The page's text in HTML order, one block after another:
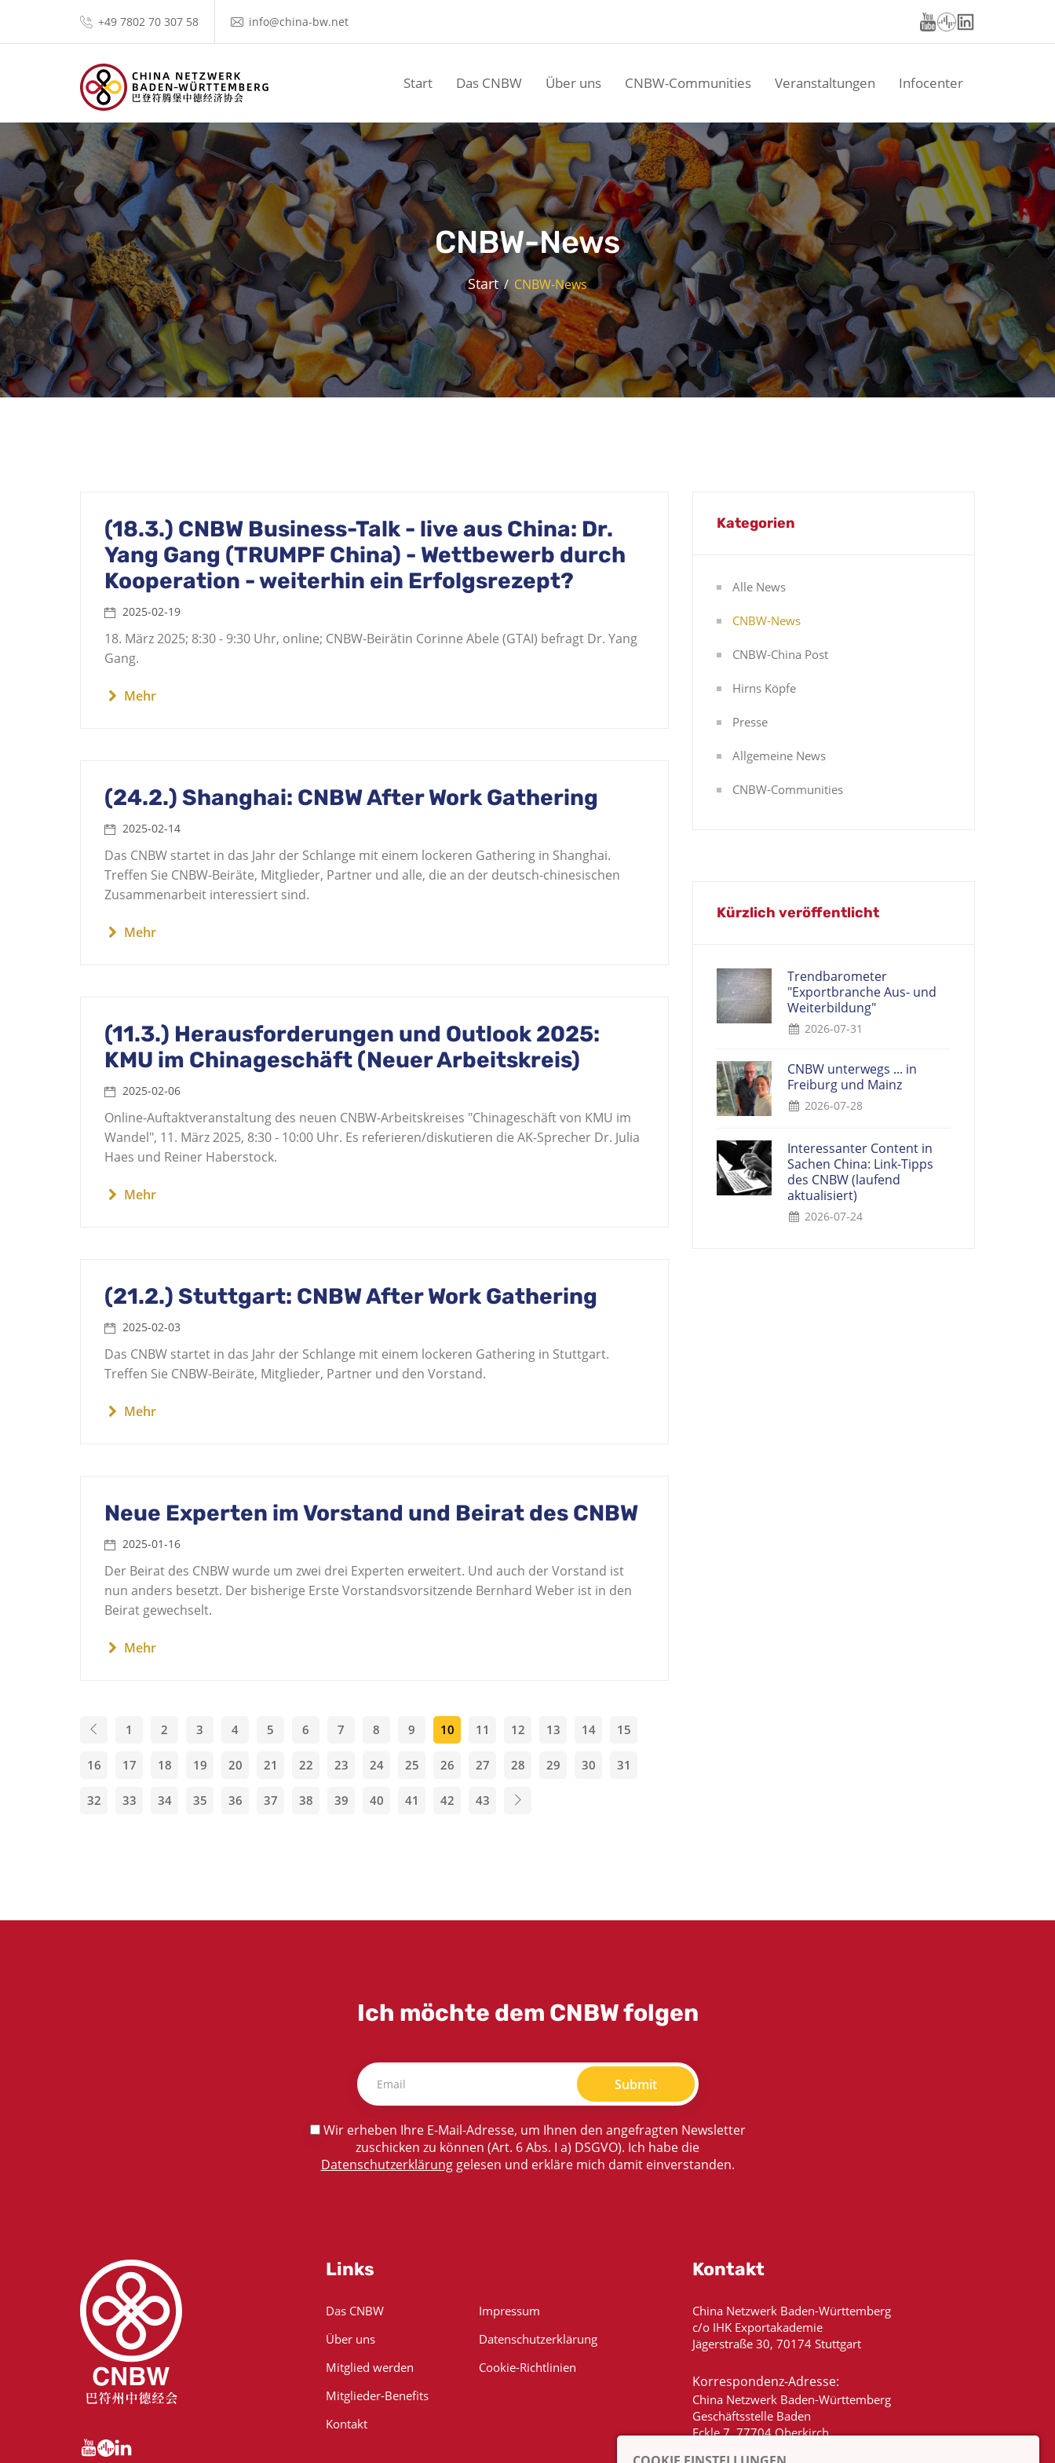
+49 7802 70 307 58 info@china-bw.net
Start Das CNBW Über uns CNBW-Communities Veranstaltungen Infocenter
CNBW-News
Start CNBW-News
(18.3.) CNBW Business-Talk - live aus China: Dr.
Yang Gang (TRUMPF China) - Wettbewerb durch
Kooperation - weiterhin ein Erfolgsrezept?
2025-02-19
18. März 2025; 8:30 - 9:30 Uhr, online; CNBW-Beirätin Corinne Abele (GTAI) befragt Dr. Yang
Gang.
Mehr
(24.2.) Shanghai: CNBW After Work Gathering
2025-02-14
Das CNBW startet in das Jahr der Schlange mit einem lockeren Gathering in Shanghai.
Treffen Sie CNBW-Beiräte, Mitglieder, Partner und alle, die an der deutsch-chinesischen
Zusammenarbeit interessiert sind.
Mehr
(11.3.) Herausforderungen und Outlook 2025:
KMU im Chinageschäft (Neuer Arbeitskreis)
2025-02-06
Online-Auftaktveranstaltung des neuen CNBW-Arbeitskreises "Chinageschäft von KMU im
Wandel", 11. März 2025, 8:30 - 10:00 Uhr. Es referieren/diskutieren die AK-Sprecher Dr. Julia
Haes und Reiner Haberstock.
Mehr
(21.2.) Stuttgart: CNBW After Work Gathering
2025-02-03
Das CNBW startet in das Jahr der Schlange mit einem lockeren Gathering in Stuttgart.
Treffen Sie CNBW-Beiräte, Mitglieder, Partner und den Vorstand.
Mehr
Neue Experten im Vorstand und Beirat des CNBW
2025-01-16
Der Beirat des CNBW wurde um zwei drei Experten erweitert. Und auch der Vorstand ist
nun anders besetzt. Der bisherige Erste Vorstandsvorsitzende Bernhard Weber ist in den
Beirat gewechselt.
Mehr
1 2 3 4 5 6 7 8 9 10 11 12 13 14 15
16 17 18 19 20 21 22 23 24 25 26 27 28 29 30 31
32 33 34 35 36 37 38 39 40 41 42 43
Kategorien
Alle News
CNBW-News
CNBW-China Post
Hirns Köpfe
Presse
Allgemeine News
CNBW-Communities
Kürzlich veröffentlicht
Trendbarometer
"Exportbranche Aus- und
Weiterbildung"
2026-07-31
CNBW unterwegs ... in
Freiburg und Mainz
2026-07-28
Interessanter Content in
Sachen China: Link-Tipps
des CNBW (laufend
aktualisiert)
2026-07-24
Ich möchte dem CNBW folgen
Submit
Wir erheben Ihre E-Mail-Adresse, um Ihnen den angefragten Newsletter
zuschicken zu können (Art. 6 Abs. I a) DSGVO). Ich habe die
Datenschutzerklärunggelesen und erkläre mich damit einverstanden.
Links
Das CNBW
Über uns
Mitglied werden
Mitglieder-Benefits
Kontakt
Impressum
Datenschutzerklärung
Cookie-Richtlinien
Kontakt
China Netzwerk Baden-Württemberg
c/o IHK Exportakademie
Jägerstraße 30, 70174 Stuttgart
Korrespondenz-Adresse:
China Netzwerk Baden-Württemberg
Geschäftsstelle Baden
Eckle 7, 77704 Oberkirch